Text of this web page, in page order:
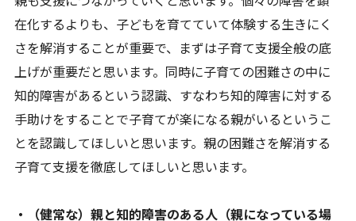
在化するよりも、子どもを育てていて体験する生きにく
さを解消することが重要で、まずは子育て支援全般の底
上げが重要だと思います。同時に子育ての困難さの中に
知的障害があるという認識、すなわち知的障害に対する
手助けをすることで子育てが楽になる親がいるというこ
とを認識してほしいと思います。親の困難さを解消する
子育て支援を徹底してほしいと思います。
・（健常な）親と知的障害のある人（親になっている場